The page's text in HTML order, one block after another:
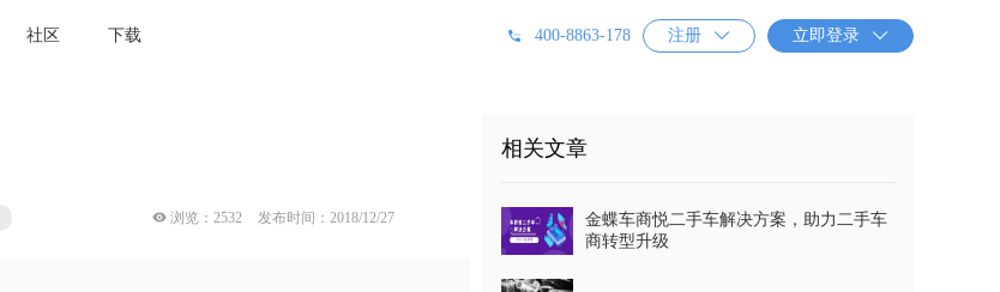
社区 下载 400-8863-178 注册  立即登录 
 浏览：2532 发布时间：2018/12/27
相关文章
金蝶车商悦二手车解决方案，助力二手车
商转型升级